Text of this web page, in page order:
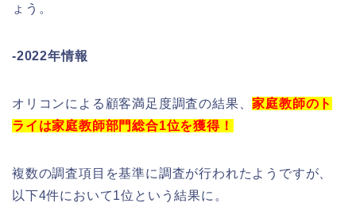
ょう。
-2022年情報
オリコンによる顧客満足度調査の結果、家庭教師のト
ライは家庭教師部門総合1位を獲得！
複数の調査項目を基準に調査が行われたようですが、
以下4件において1位という結果に。